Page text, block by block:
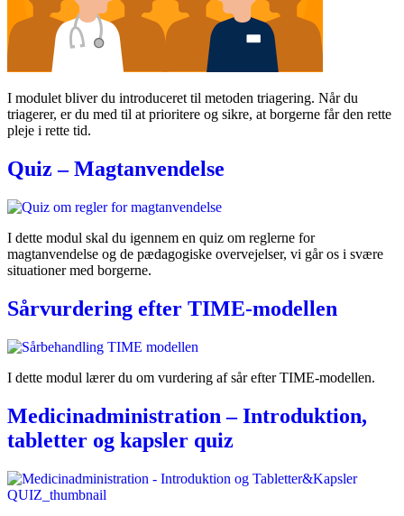
I modulet bliver du introduceret til metoden triagering. Når du
triagerer, er du med til at prioritere og sikre, at borgerne får den rette
pleje i rette tid.
Quiz – Magtanvendelse
I dette modul skal du igennem en quiz om reglerne for
magtanvendelse og de pædagogiske overvejelser, vi går os i svære
situationer med borgerne.
Sårvurdering efter TIME-modellen
I dette modul lærer du om vurdering af sår efter TIME-modellen.
Medicinadministration – Introduktion,
tabletter og kapsler quiz